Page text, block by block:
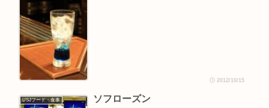
2012/10/15
USJフード・食事 ソフローズン